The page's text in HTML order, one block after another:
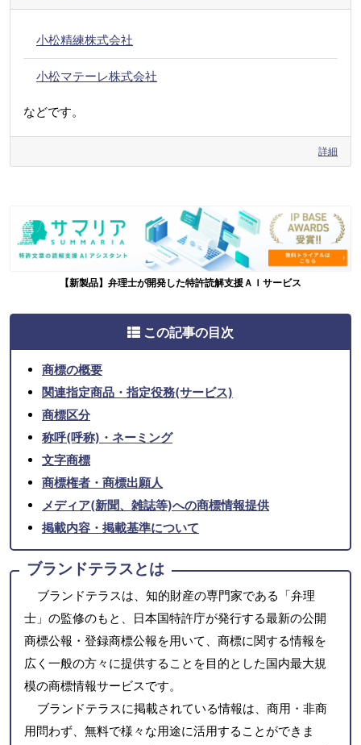
小松精練株式会社
小松マテーレ株式会社
などです。
詳細
【新製品】弁理士が開発した特許読解支援ＡＩサービス
この記事の目次
商標の概要
関連指定商品・指定役務(サービス)
商標区分
称呼(呼称)・ネーミング
文字商標
商標権者・商標出願人
メディア(新聞、雑誌等)への商標情報提供
掲載内容・掲載基準について
ブランドテラスとは
ブランドテラスは、知的財産の専門家である「弁理
士」の監修のもと、日本国特許庁が発行する最新の公開
商標公報・登録商標公報を用いて、商標に関する情報を
広く一般の方々に提供することを目的とした国内最大規
模の商標情報サービスです。
ブランドテラスに掲載されている情報は、商用・非商
用問わず、無料で様々な用途に活用することができま